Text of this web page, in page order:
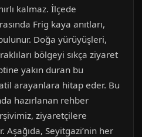
kalmaz. İlçede
Frig kaya anıtları,
Doğa yürüyüşleri,
bölgeyi sıkça ziyaret
yakın duran bu
arayanlara hitap eder. Bu
hazırlanan rehber
ziyaretçilere
Aşağıda, Seyitgazi’nin her